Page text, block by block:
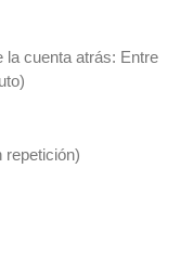
la cuenta atrás: Entre
repetición)